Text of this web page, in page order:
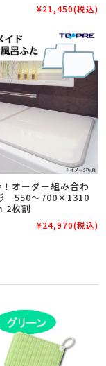
¥21,450(税込)
オーダー組み合わ
550～700×1310
2枚割
¥24,970(税込)